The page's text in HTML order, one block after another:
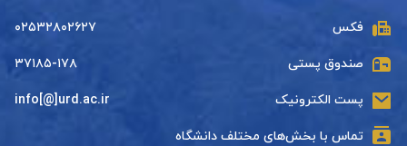
فکس ۰۲۵۳۲۸۰۲۶۲۷
صندوق پستی ۳۷۱۸۵-۱۷۸
پست الکترونیک info[@]urd.ac.ir
تماس با بخش‌های مختلف دانشگاه